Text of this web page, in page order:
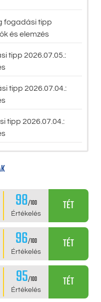
fogadási tipp
és elemzés
tipp 2026.07.05.:
tipp 2026.07.04.:
tipp 2026.07.04.:
98/100
Értékelés
TÉT
96/100
Értékelés
TÉT
95/100
Értékelés
TÉT